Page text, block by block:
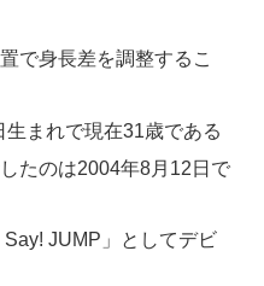
で身長差を調整するこ
まれで現在31歳である
たのは2004年8月12日で
JUMP」としてデビ